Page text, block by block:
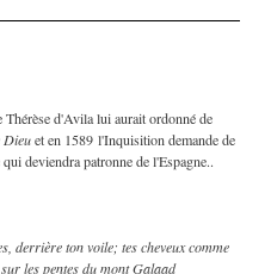
Thérèse d'Avila lui aurait ordonné de
Dieuet en 1589 l'Inquisition demande de
deviendra patronne de l'Espagne..
derrière ton voile; tes cheveux comme
les pentes du mont Galaad